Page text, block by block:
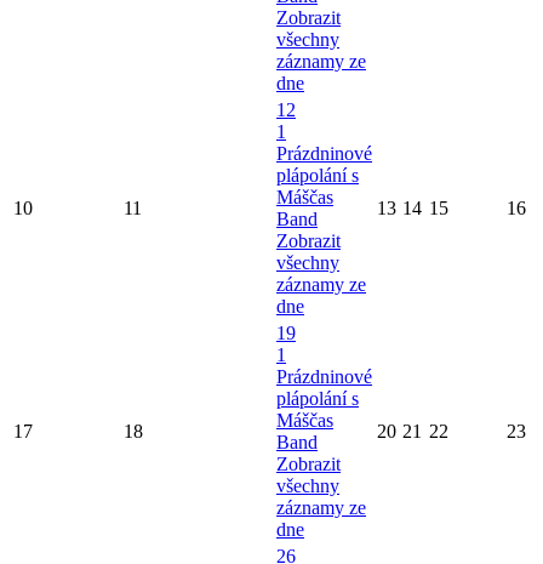
Zobrazit
všechny
záznamy ze
dne
10 11
12
1
Prázdninové
plápolání s
Máščas
Band
Zobrazit
všechny
záznamy ze
dne
13 14 15 16
17 18
19
1
Prázdninové
plápolání s
Máščas
Band
Zobrazit
všechny
záznamy ze
dne
20 21 22 23
26